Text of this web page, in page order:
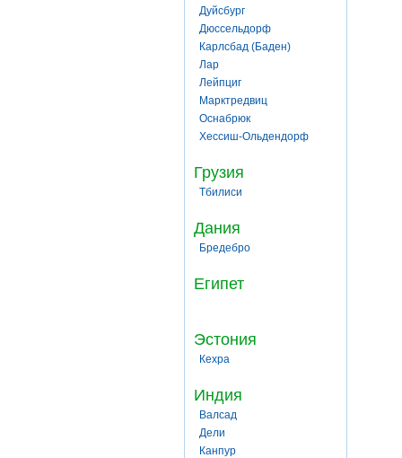
Дуйсбург
Дюссельдорф
Карлсбад (Баден)
Лар
Лейпциг
Марктредвиц
Оснабрюк
Хессиш-Ольдендорф
Грузия
Тбилиси
Дания
Бредебро
Египет
Эстония
Кехра
Индия
Валсад
Дели
Канпур